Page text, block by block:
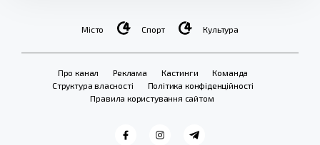
Місто Спорт Культура
Про канал Реклама Кастинги
Команда
Структура власності
Політика конфіденційності
Правила користування сайтом